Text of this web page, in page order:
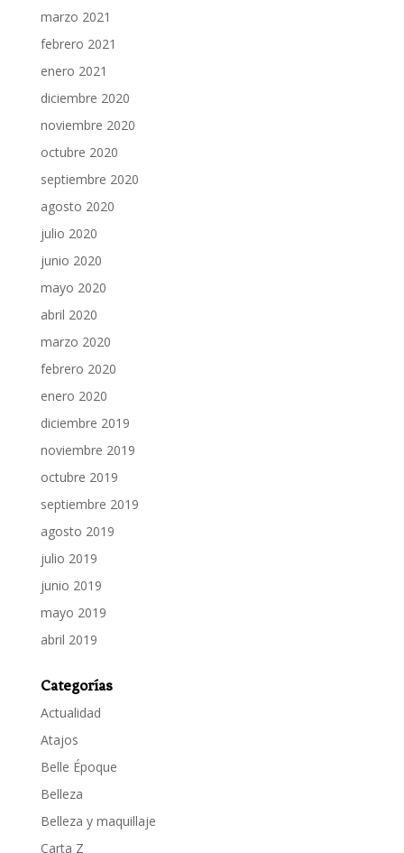
marzo 2021
febrero 2021
enero 2021
diciembre 2020
noviembre 2020
octubre 2020
septiembre 2020
agosto 2020
julio 2020
junio 2020
mayo 2020
abril 2020
marzo 2020
febrero 2020
enero 2020
diciembre 2019
noviembre 2019
octubre 2019
septiembre 2019
agosto 2019
julio 2019
junio 2019
mayo 2019
abril 2019
Categorías
Actualidad
Atajos
Belle Époque
Belleza
Belleza y maquillaje
Carta Z